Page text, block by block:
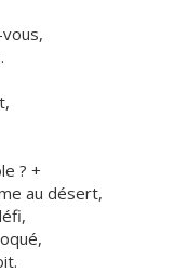
? +
au désert,